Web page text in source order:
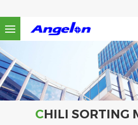
CHILI SORTING